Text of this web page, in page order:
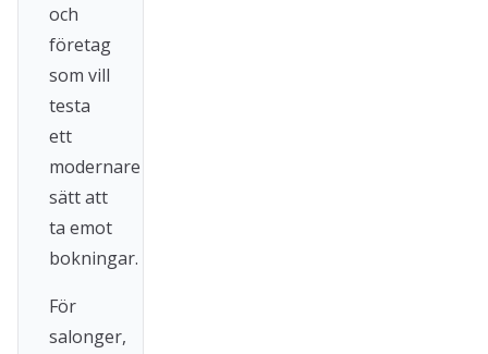
och
företag
som vill
testa
ett
modernare
sätt att
ta emot
bokningar.
För
salonger,